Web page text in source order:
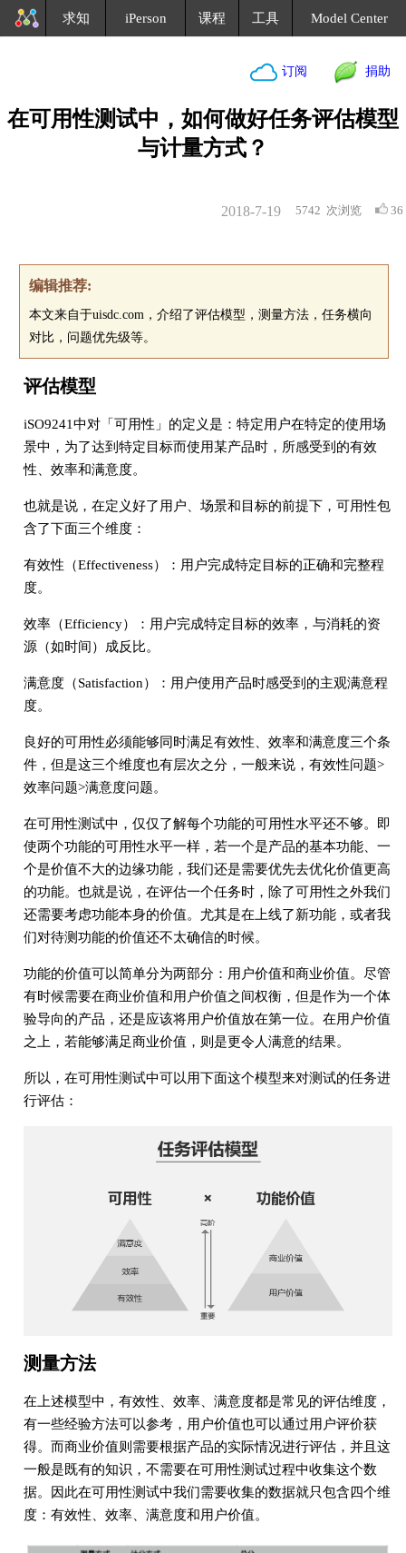
求知 iPerson 课程 工具 Model Center
订阅 捐助
在可用性测试中，如何做好任务评估模型
与计量方式？
5742 次浏览 36
2018-7-19
编辑推荐:
本文来自于uisdc.com，介绍了评估模型，测量方法，任务横向
对比，问题优先级等。
评估模型
iSO9241中对「可用性」的定义是：特定用户在特定的使用场
景中，为了达到特定目标而使用某产品时，所感受到的有效
性、效率和满意度。
也就是说，在定义好了用户、场景和目标的前提下，可用性包
含了下面三个维度：
有效性（Effectiveness）：用户完成特定目标的正确和完整程
度。
效率（Efficiency）：用户完成特定目标的效率，与消耗的资
源（如时间）成反比。
满意度（Satisfaction）：用户使用产品时感受到的主观满意程
度。
良好的可用性必须能够同时满足有效性、效率和满意度三个条
件，但是这三个维度也有层次之分，一般来说，有效性问题>
效率问题>满意度问题。
在可用性测试中，仅仅了解每个功能的可用性水平还不够。即
使两个功能的可用性水平一样，若一个是产品的基本功能、一
个是价值不大的边缘功能，我们还是需要优先去优化价值更高
的功能。也就是说，在评估一个任务时，除了可用性之外我们
还需要考虑功能本身的价值。尤其是在上线了新功能，或者我
们对待测功能的价值还不太确信的时候。
功能的价值可以简单分为两部分：用户价值和商业价值。尽管
有时候需要在商业价值和用户价值之间权衡，但是作为一个体
验导向的产品，还是应该将用户价值放在第一位。在用户价值
之上，若能够满足商业价值，则是更令人满意的结果。
所以，在可用性测试中可以用下面这个模型来对测试的任务进
行评估：
测量方法
在上述模型中，有效性、效率、满意度都是常见的评估维度，
有一些经验方法可以参考，用户价值也可以通过用户评价获
得。而商业价值则需要根据产品的实际情况进行评估，并且这
一般是既有的知识，不需要在可用性测试过程中收集这个数
据。因此在可用性测试中我们需要收集的数据就只包含四个维
度：有效性、效率、满意度和用户价值。